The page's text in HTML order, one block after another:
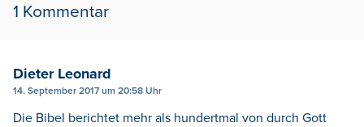
1 Kommentar
Dieter Leonard
14. September 2017 um 20:58 Uhr
Die Bibel berichtet mehr als hundertmal von durch Gott